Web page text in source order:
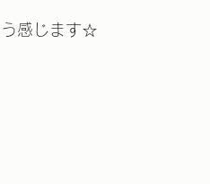
う感じます☆